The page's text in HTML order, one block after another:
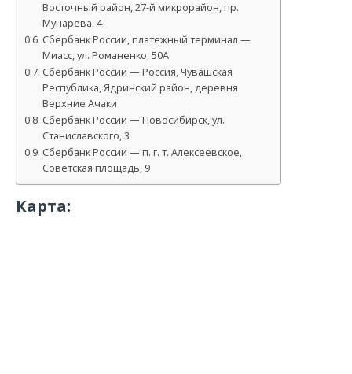
Восточный район, 27-й микрорайон, пр.
Мунарева, 4
Сбербанк России, платежный терминал —
Миасс, ул. Романенко, 50А
Сбербанк России — Россия, Чувашская
Республика, Ядринский район, деревня
Верхние Ачаки
Сбербанк России — Новосибирск, ул.
Станиславского, 3
Сбербанк России — п. г. т. Алексеевское,
Советская площадь, 9
Карта: